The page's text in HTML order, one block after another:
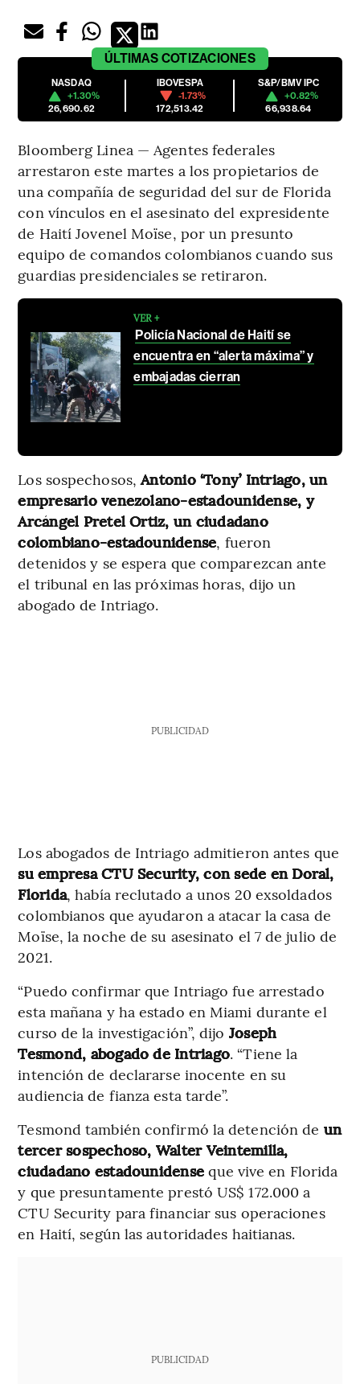
ÚLTIMAS COTIZACIONES
NASDAQ
+1.30%
26,690.62
IBOVESPA
-1.73%
172,513.42
S&P/BMV IPC
+0.82%
66,938.64
Bloomberg Linea — Agentes federales
arrestaron este martes a los propietarios de
una compañía de seguridad del sur de Florida
con vínculos en el asesinato del expresidente
de Haití Jovenel Moïse, por un presunto
equipo de comandos colombianos cuando sus
guardias presidenciales se retiraron.
VER +
Policía Nacional de Haití se
encuentra en “alerta máxima” y
embajadas cierran
Los sospechosos,Antonio ‘Tony’ Intriago, un
empresario venezolano-estadounidense, y
Arcángel Pretel Ortiz, un ciudadano
colombiano-estadounidense, fueron
detenidos y se espera que comparezcan ante
el tribunal en las próximas horas, dijo un
abogado de Intriago.
PUBLICIDAD
Los abogados de Intriago admitieron antes que
su empresa CTU Security, con sede en Doral,
Florida, había reclutado a unos 20 exsoldados
colombianos que ayudaron a atacar la casa de
Moïse, la noche de su asesinato el 7 de julio de
2021.
“Puedo confirmar que Intriago fue arrestado
esta mañana y ha estado en Miami durante el
curso de la investigación”, dijo Joseph
Tesmond, abogado de Intriago. “Tiene la
intención de declararse inocente en su
audiencia de fianza esta tarde”.
Tesmond también confirmó la detención de un
tercer sospechoso, Walter Veintemilla,
ciudadano estadounidenseque vive en Florida
y que presuntamente prestó US$ 172.000 a
CTU Security para financiar sus operaciones
en Haití, según las autoridades haitianas.
PUBLICIDAD